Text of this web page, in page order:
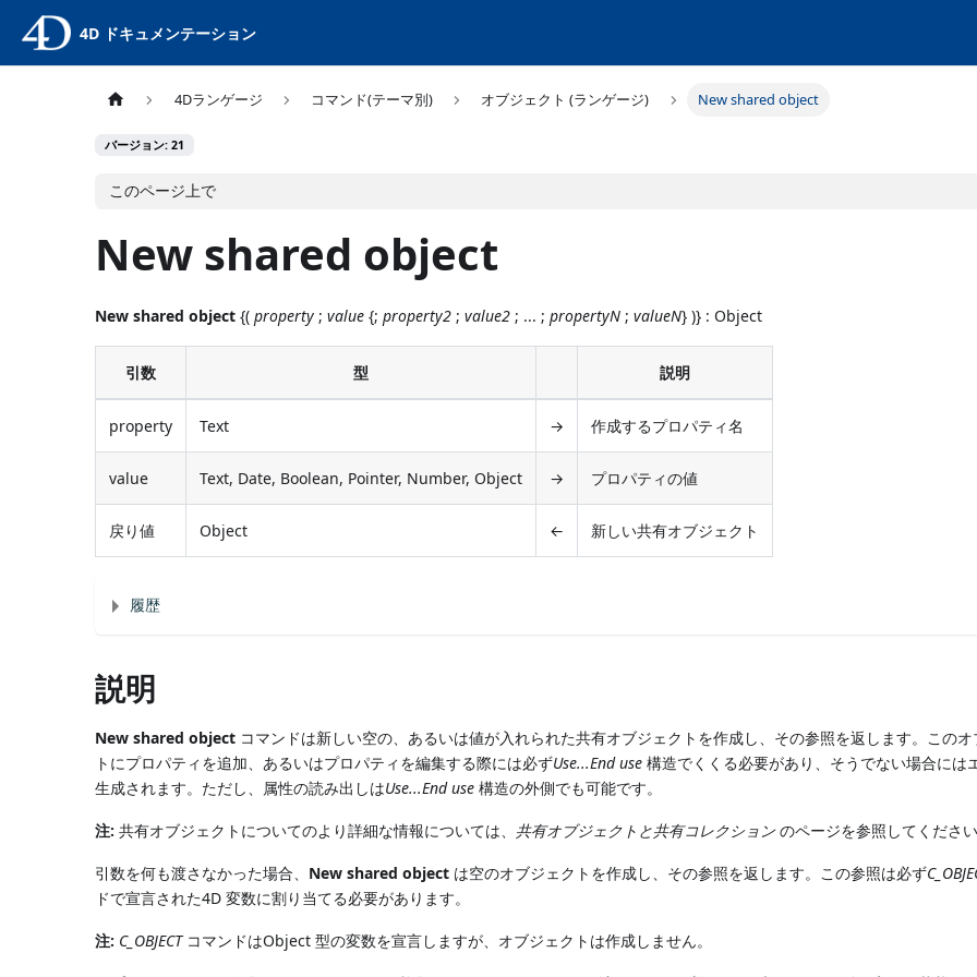
4D ドキュメンテーション
4Dランゲージ コマンド(テーマ別) オブジェクト (ランゲージ) New shared object
バージョン: 21
このページ上で
New shared object
New shared object {(property ;value {;property2 ;value2 ; ... ;propertyN ;valueN} )} : Object
引数 型 説明
property Text → 作成するプロパティ名
value Text, Date, Boolean, Pointer, Number, Object → プロパティの値
戻り値 Object ← 新しい共有オブジェクト
履歴
説明
New shared object コマンドは新しい空の、あるいは値が入れられた共有オブジェクトを作成し、その参照を返します。このオ
トにプロパティを追加、あるいはプロパティを編集する際には必ずUse...End use 構造でくくる必要があり、そうでない場合には
生成されます。ただし、属性の読み出しはUse...End use 構造の外側でも可能です。
注: 共有オブジェクトについてのより詳細な情報については、 共有オブジェクトと共有コレクション のページを参照してください
引数を何も渡さなかった場合、 New shared object は空のオブジェクトを作成し、その参照を返します。この参照は必ず
ドで宣言された4D 変数に割り当てる必要があります。
注: C_OBJECTコマンドはObject 型の変数を宣言しますが、オブジェクトは作成しません。